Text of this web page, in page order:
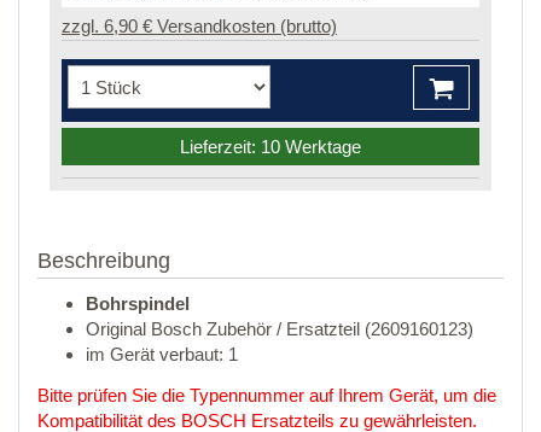
zzgl. 6,90 € Versandkosten (brutto)
Lieferzeit: 10 Werktage
Beschreibung
Bohrspindel
Original Bosch Zubehör / Ersatzteil (2609160123)
im Gerät verbaut: 1
Bitte prüfen Sie die Typennummer auf Ihrem Gerät, um die
Kompatibilität des BOSCH Ersatzteils zu gewährleisten.